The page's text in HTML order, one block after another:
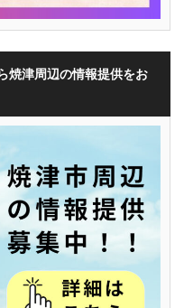
焼津周辺の情報提供をお